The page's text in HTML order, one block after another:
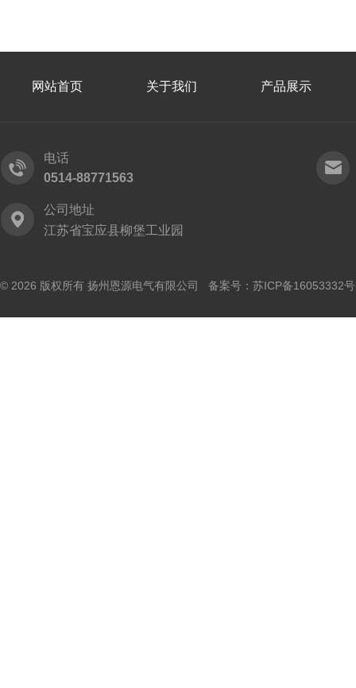
网站首页 关于我们 产品展示
电话
0514-88771563
公司地址
江苏省宝应县柳堡工业园
© 2026 版权所有 扬州恩源电气有限公司 备案号： 苏ICP备16053332